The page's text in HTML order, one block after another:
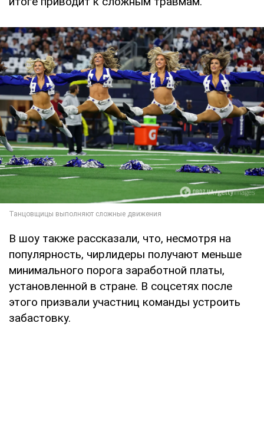
В шоу также рассказали, что, несмотря на
популярность, чирлидеры получают меньше
минимального порога заработной платы,
установленной в стране. В соцсетях после
этого призвали участниц команды устроить
забастовку.